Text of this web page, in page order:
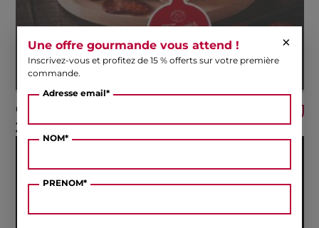
Chorizo Brasse fort
35,20€
×
Une offre gourmande vous attend !
Inscrivez-vous et profitez de 15 % offerts sur votre première
commande.
Adresse email*
NOM*
PRENOM*